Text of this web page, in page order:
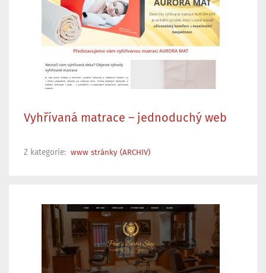
Vyhřívaná matrace – jednoduchý web
Z kategorie: www stránky (ARCHIV)